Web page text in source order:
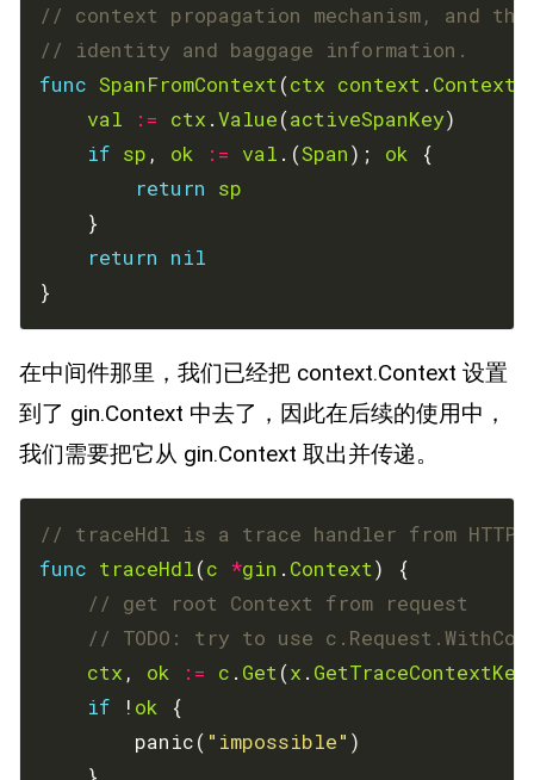
// context propagation mechanism, and
// identity and baggage information.
func SpanFromContext(ctx context . Context
val
:= ctx .Value(activeSpanKey
if sp , ok := val .(Span); ok
return sp
return nil
}
在中间件那里，我们已经把 context.Context 设置
到了 gin.Context 中去了，因此在后续的使用中，
我们需要把它从 gin.Context 取出并传递。
// traceHdl is a trace handler from HTTP
func traceHdl(c *gin . Context
// get root Context from request
// TODO: try to use
ctx , ok := c . Get(x . GetTraceContextKey
if ! ok
		panic(
"impossible"